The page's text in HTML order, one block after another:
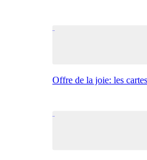
Offre de la joie: les